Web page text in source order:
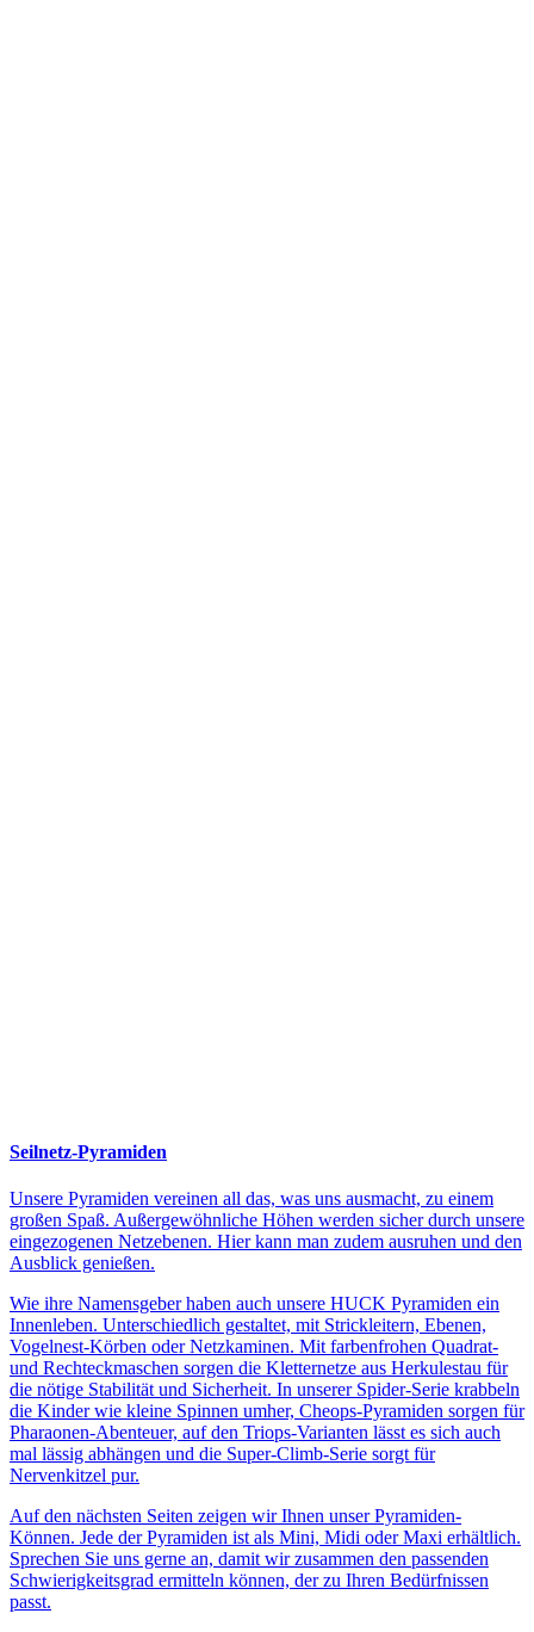
Seilnetz-Pyramiden
Unsere Pyramiden vereinen all das, was uns ausmacht, zu einem
großen Spaß. Außergewöhnliche Höhen werden sicher durch unsere
eingezogenen Netzebenen. Hier kann man zudem ausruhen und den
Ausblick genießen.
Wie ihre Namensgeber haben auch unsere HUCK Pyramiden ein
Innenleben. Unterschiedlich gestaltet, mit Strickleitern, Ebenen,
Vogelnest-Körben oder Netzkaminen. Mit farbenfrohen Quadrat-
und Rechteckmaschen sorgen die Kletternetze aus Herkulestau für
die nötige Stabilität und Sicherheit. In unserer Spider-Serie krabbeln
die Kinder wie kleine Spinnen umher, Cheops-Pyramiden sorgen für
Pharaonen-Abenteuer, auf den Triops-Varianten lässt es sich auch
mal lässig abhängen und die Super-Climb-Serie sorgt für
Nervenkitzel pur.
Auf den nächsten Seiten zeigen wir Ihnen unser Pyramiden-
Können. Jede der Pyramiden ist als Mini, Midi oder Maxi erhältlich.
Sprechen Sie uns gerne an, damit wir zusammen den passenden
Schwierigkeitsgrad ermitteln können, der zu Ihren Bedürfnissen
passt.